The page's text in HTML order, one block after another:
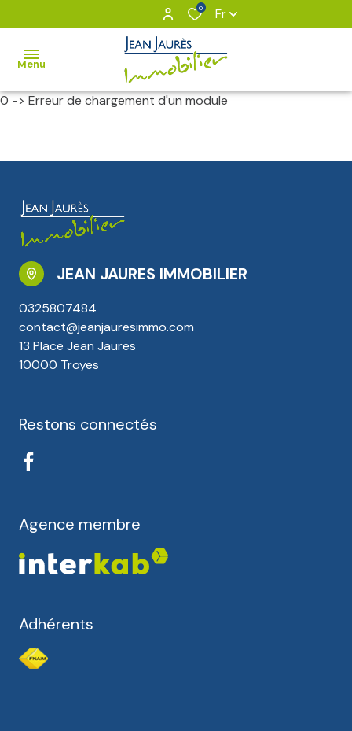
0 Fr
Menu
NOS
BIENS
VENDUS
Notre
équipe
0 -> Erreur de chargement d'un module
JEAN JAURES IMMOBILIER
0325807484
contact@jeanjauresimmo.com
13 Place Jean Jaures
10000 Troyes
Restons connectés
Agence membre
Adhérents